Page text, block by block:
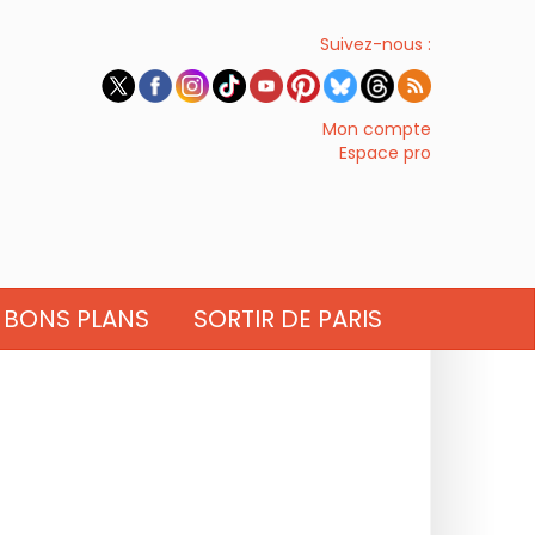
Suivez-nous :
Mon compte
Espace pro
BONS PLANS SORTIR DE PARIS